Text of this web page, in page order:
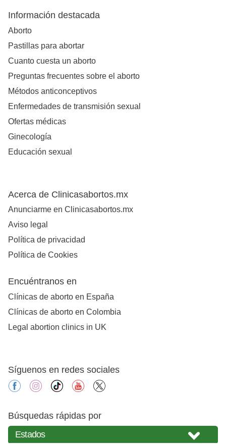
Información destacada
Aborto
Pastillas para abortar
Cuanto cuesta un aborto
Preguntas frecuentes sobre el aborto
Métodos anticonceptivos
Enfermedades de transmisión sexual
Ofertas médicas
Ginecología
Educación sexual
Acerca de Clinicasabortos.mx
Anunciarme en Clinicasabortos.mx
Aviso legal
Política de privacidad
Política de Cookies
Encuéntranos en
Clínicas de aborto en España
Clínicas de aborto en Colombia
Legal abortion clinics in UK
Síguenos en redes sociales
facebookinstagram
tiktok youtube
Búsquedas rápidas por